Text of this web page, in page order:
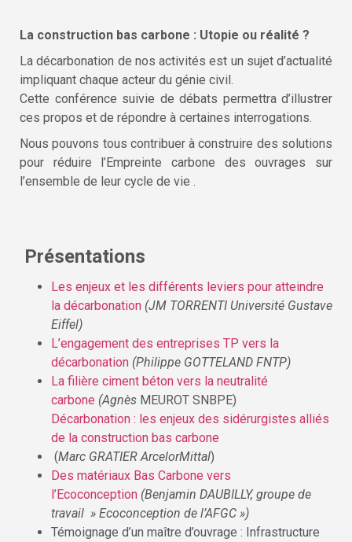
La construction bas carbone : Utopie ou réalité ?
La décarbonation de nos activités est un sujet d’actualité
impliquant chaque acteur du génie civil.
Cette conférence suivie de débats permettra d’illustrer
ces propos et de répondre à certaines interrogations.
Nous pouvons tous contribuer à construire des solutions
pour réduire l’Empreinte carbone des ouvrages sur
l’ensemble de leur cycle de vie .
Présentations
Les enjeux et les différents leviers pour atteindre
la décarbonation (JM TORRENTI Université Gustave
Eiffel)
L’engagement des entreprises TP vers la
décarbonation (Philippe GOTTELAND FNTP)
La filière ciment béton vers la neutralité
carbone (Agnès MEUROT SNBPE)
Décarbonation : les enjeux des sidérurgistes alliés
de la construction bas carbone
(Marc GRATIER ArcelorMittal)
Des matériaux Bas Carbone vers
l’Ecoconception (Benjamin DAUBILLY, groupe de
travail » Ecoconception de l’AFGC »)
Témoignage d’un maître d’ouvrage : Infrastructure